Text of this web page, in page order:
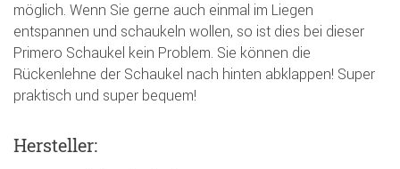
möglich. Wenn Sie gerne auch einmal im Liegen
entspannen und schaukeln wollen, so ist dies bei dieser
Primero Schaukel kein Problem. Sie können die
Rückenlehne der Schaukel nach hinten abklappen! Super
praktisch und super bequem!
Hersteller: